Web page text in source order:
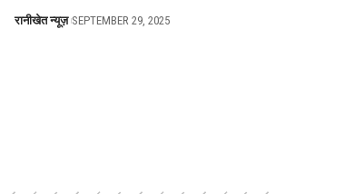
रानीखेत न्यूज़ SEPTEMBER 29, 2025